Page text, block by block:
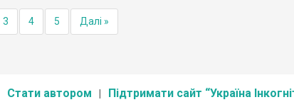
3 4 5 Далі »
Стати автором Підтримати сайт “Україна